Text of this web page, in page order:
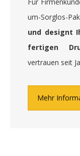
um-Sorglos-
und designt
fertigen
vertrauen seit
Mehr